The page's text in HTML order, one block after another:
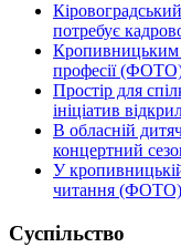
потребує
Кропивницьким
професії
Простір для
ініціатив
В обласній
концертний
У кропивницькій
читання (ФОТО)
Суспільство